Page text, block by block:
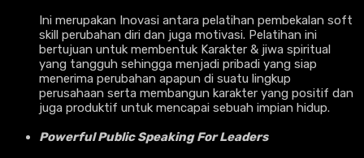
Ini merupakan Inovasi antara pelatihan pembekalan soft
skill perubahan diri dan juga motivasi. Pelatihan ini
bertujuan untuk membentuk Karakter & jiwa spiritual
yang tangguh sehingga menjadi pribadi yang siap
menerima perubahan apapun di suatu lingkup
perusahaan serta membangun karakter yang positif dan
juga produktif untuk mencapai sebuah impian hidup.
Powerful Public Speaking For Leaders